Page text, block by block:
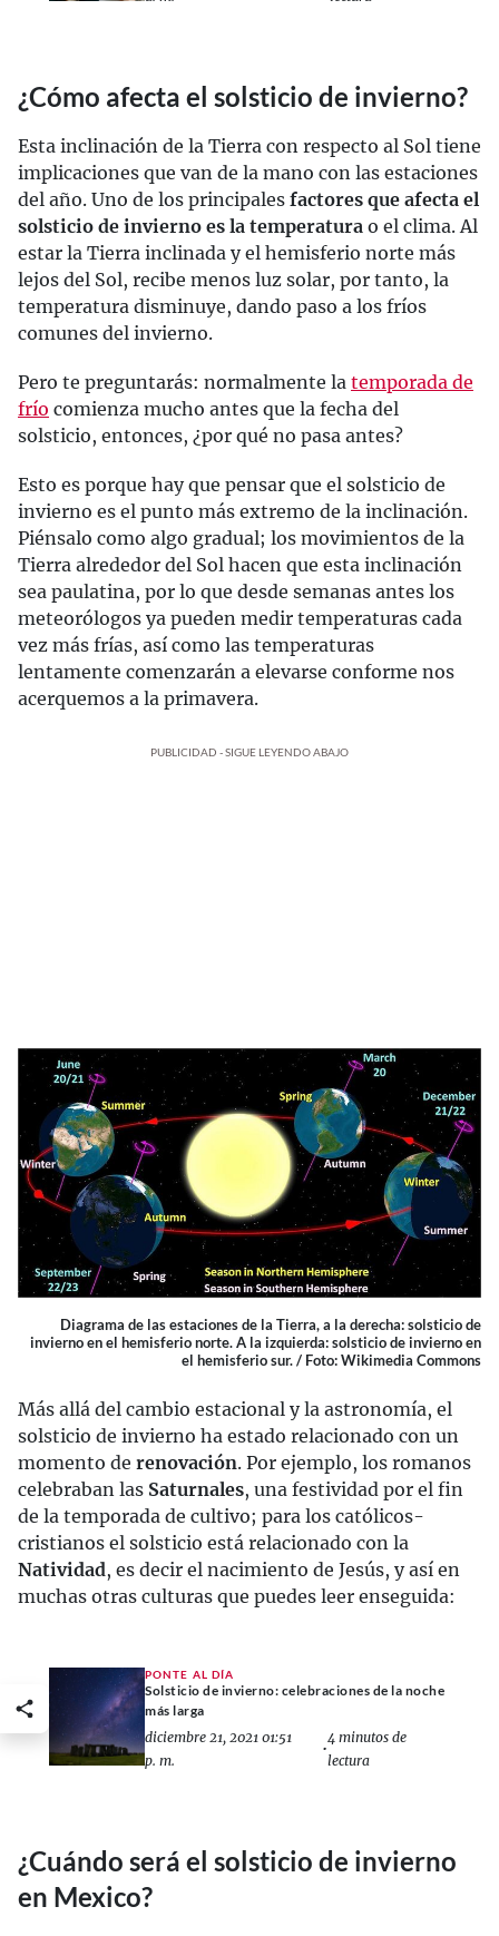
¿Cómo afecta el solsticio de invierno?
Esta inclinación de la Tierra con respecto al Sol tiene
implicaciones que van de la mano con las estaciones
del año. Uno de los principales factores que afecta el
solsticio de invierno es la temperatura o el clima. Al
estar la Tierra inclinada y el hemisferio norte más
lejos del Sol, recibe menos luz solar, por tanto, la
temperatura disminuye, dando paso a los fríos
comunes del invierno.
Pero te preguntarás: normalmente la temporada de
frío comienza mucho antes que la fecha del
solsticio, entonces, ¿por qué no pasa antes?
Esto es porque hay que pensar que el solsticio de
invierno es el punto más extremo de la inclinación.
Piénsalo como algo gradual; los movimientos de la
Tierra alrededor del Sol hacen que esta inclinación
sea paulatina, por lo que desde semanas antes los
meteorólogos ya pueden medir temperaturas cada
vez más frías, así como las temperaturas
lentamente comenzarán a elevarse conforme nos
acerquemos a la primavera.
PUBLICIDAD - SIGUE LEYENDO ABAJO
Diagrama de las estaciones de la Tierra, a la derecha: solsticio de
invierno en el hemisferio norte. A la izquierda: solsticio de invierno en
el hemisferio sur. / Foto: Wikimedia Commons
Más allá del cambio estacional y la astronomía, el
solsticio de invierno ha estado relacionado con un
momento de renovación. Por ejemplo, los romanos
celebraban las Saturnales, una festividad por el fin
de la temporada de cultivo; para los católicos-
cristianos el solsticio está relacionado con la
Natividad, es decir el nacimiento de Jesús, y así en
muchas otras culturas que puedes leer enseguida:
PONTE AL DÍA
Solsticio de invierno: celebraciones de la noche
más larga
diciembre 21, 2021 01:51
p. m.
•
4 minutos de
lectura
¿Cuándo será el solsticio de invierno
en Mexico?